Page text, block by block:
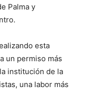
Palma y
esta
un permiso más
institución de la
una labor más